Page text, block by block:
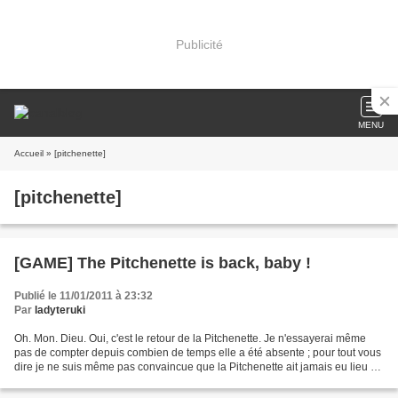
Publicité
MENU
Accueil » [pitchenette]
[pitchenette]
[GAME] The Pitchenette is back, baby !
Publié le 11/01/2011 à 23:32
Par ladyteruki
Oh. Mon. Dieu. Oui, c'est le retour de la Pitchenette. Je n'essayerai même
pas de compter depuis combien de temps elle a été absente ; pour tout vous
dire je ne suis même pas convaincue que la Pitchenette ait jamais eu lieu en